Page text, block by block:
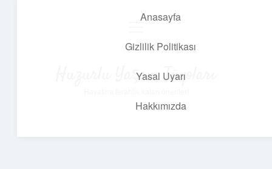
Anasayfa
Gizlilik Politikası
Yasal Uyarı
Hakkımızda
Huzurlu Yaşam Tüyoları